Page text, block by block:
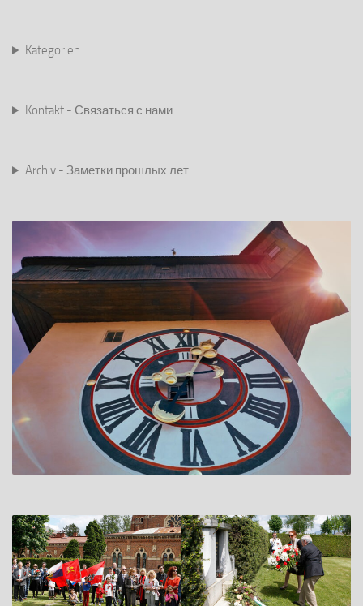
Kategorien
Kontakt - Связаться с нами
Archiv - Заметки прошлых лет